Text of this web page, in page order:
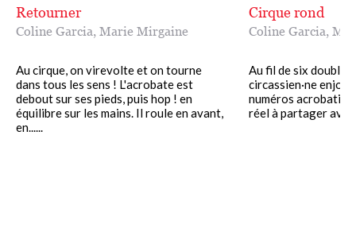
Retourner
Coline Garcia, Marie Mirgaine
Au cirque, on virevolte et on tourne
dans tous les sens ! L'acrobate est
debout sur ses pieds, puis hop ! en
équilibre sur les mains. Il roule en avant,
en......
Cirque rond
Coline Garcia,
Au fil de six
circassien·ne
numéros
réel à partager avec